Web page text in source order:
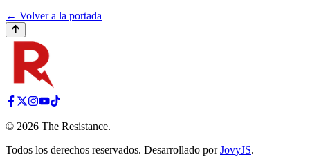
← Volver a la portada
© 2026 The Resistance.
Todos los derechos reservados. Desarrollado por JovyJS.